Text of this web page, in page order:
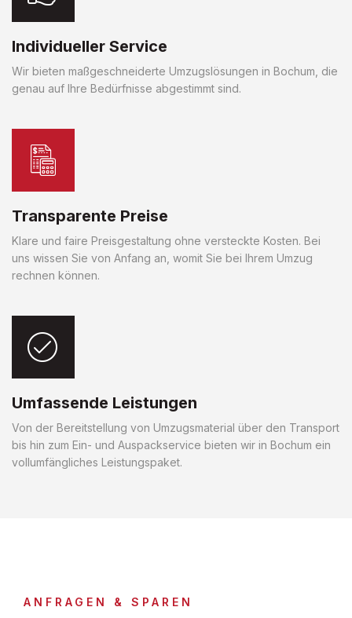
Individueller Service
Wir bieten maßgeschneiderte Umzugslösungen in Bochum, die
genau auf Ihre Bedürfnisse abgestimmt sind.
Transparente Preise
Klare und faire Preisgestaltung ohne versteckte Kosten. Bei
uns wissen Sie von Anfang an, womit Sie bei Ihrem Umzug
rechnen können.
Umfassende Leistungen
Von der Bereitstellung von Umzugsmaterial über den Transport
bis hin zum Ein- und Auspackservice bieten wir in Bochum ein
vollumfängliches Leistungspaket.
ANFRAGEN & SPAREN